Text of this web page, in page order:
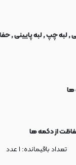
, لبه چپ , لبه پایینی ,
ها
از دکمه ها
تعداد باقیمانده:۱عدد